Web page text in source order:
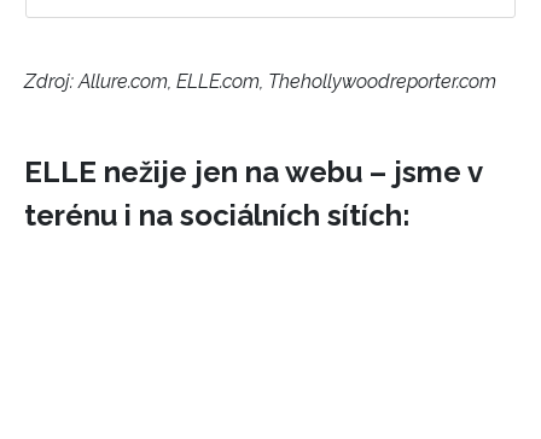
Zdroj: Allure.com, ELLE.com, Thehollywoodreporter.com
ELLE nežije jen na webu – jsme v
terénu i na sociálních sítích: